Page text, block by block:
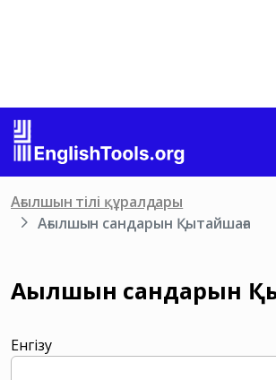
Ағылшын тілі құралдары
Ағылшын сандарын Қытайшаға
Ағылшын сандарын
Енгізу